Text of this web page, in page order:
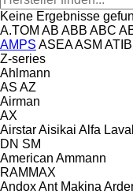
Keine Ergebnisse
A.TOM AB ABB ABC
AMPS ASEAASM ATIB
Z-series
Ahlmann
AS AZ
Airman
AX
AirstarAisikai Alfa Laval
DN SM
American Ammann
RAMMAX
AndoxAnt Makina